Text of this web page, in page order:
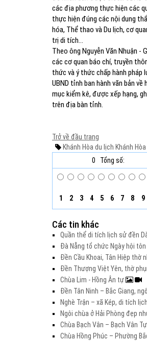
các địa phương thực hiện các
thực hiện đúng các nội dung
hóa, Thể thao và Du lịch, cơ
trị di tích…
Theo ông Nguyễn Văn Nhuận -
các cơ quan báo chí, truyền
thức và ý thức chấp hành pháp
UBND tỉnh ban hành văn bản
mục kiểm kê, được xếp hạng,
trên địa bàn tỉnh.
Trở về đầu trang
Khánh Hòa du lịch Khánh Hòa
0
Tổng số:
1 2 3 4 5 6 7 8 9
Các tin khác
Quần thể di tích lịch sử đền
Đà Nẵng tổ chức Ngày hội
Đền Cầu Khoai, Tân Hiệp thờ
Đền Thượng Việt Yên, thờ
Chùa Lim - Hồng Ân tự
Đền Tân Ninh – Bắc Giang,
Nghè Trận – xã Kép, di tích
Ngôi chùa ở Hải Phòng đẹp
Chùa Bạch Vân – Bạch Vân Tự
Chùa Hồng Phúc – Phường